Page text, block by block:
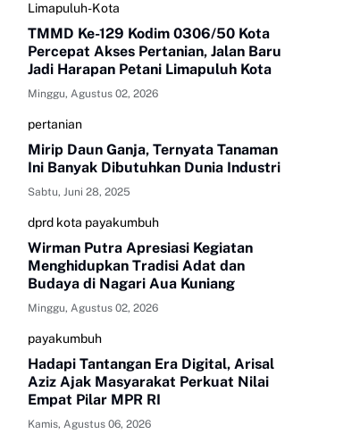
Limapuluh-Kota
TMMD Ke-129 Kodim 0306/50 Kota
Percepat Akses Pertanian, Jalan Baru
Jadi Harapan Petani Limapuluh Kota
Minggu, Agustus 02, 2026
pertanian
Mirip Daun Ganja, Ternyata Tanaman
Ini Banyak Dibutuhkan Dunia Industri
Sabtu, Juni 28, 2025
dprd kota payakumbuh
Wirman Putra Apresiasi Kegiatan
Menghidupkan Tradisi Adat dan
Budaya di Nagari Aua Kuniang
Minggu, Agustus 02, 2026
payakumbuh
Hadapi Tantangan Era Digital, Arisal
Aziz Ajak Masyarakat Perkuat Nilai
Empat Pilar MPR RI
Kamis, Agustus 06, 2026